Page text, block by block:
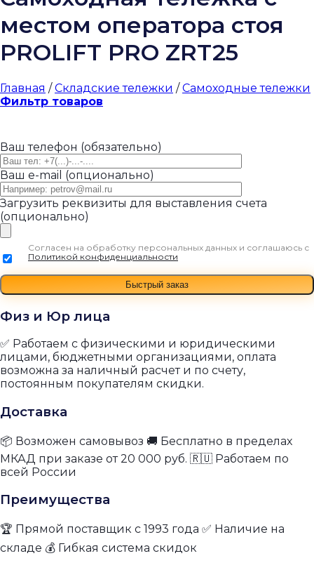
местом оператора стоя
PROLIFT PRO ZRT25
Главная / Складские тележки / Самоходные тележки
Фильтр товаров
Ваш телефон (обязательно)
Ваш e-mail (опционально)
Загрузить реквизиты для выставления счета
(опционально)
Согласен на обработку персональных данных и соглашаюсь с
Политикой конфиденциальности
Физ и Юр лица
✅ Работаем с физическими и юридическими
лицами, бюджетными организациями, оплата
возможна за наличный расчет и по счету,
постоянным покупателям скидки.
Доставка
📦 Возможен самовывоз 🚚 Бесплатно в пределах
МКАД при заказе от 20 000 руб. 🇷🇺 Работаем по
всей России
Преимущества
🏆 Прямой поставщик с 1993 года ✅ Наличие на
складе 💰 Гибкая система скидок